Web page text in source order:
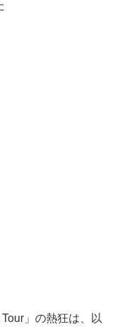
」の熱狂は、以